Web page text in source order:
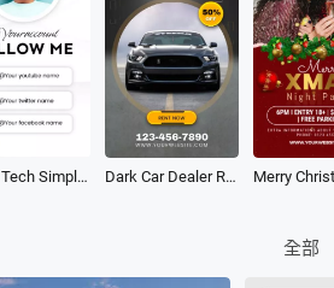
Green Tech Simple Business Contact Follow Social Media Intro Outro Dark Car Dealer Rental Business Ads Promo Social Media
全部